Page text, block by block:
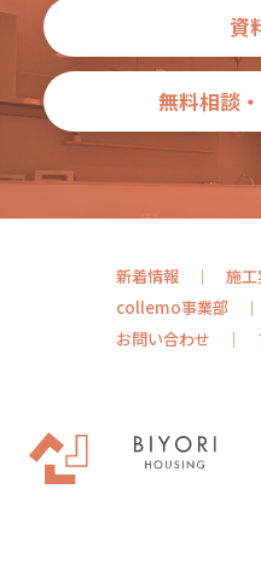
資
無料相談
新着情報 施
collemo事業部
お問い合わせ